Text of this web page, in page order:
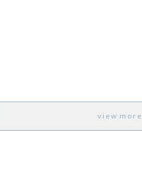
view more